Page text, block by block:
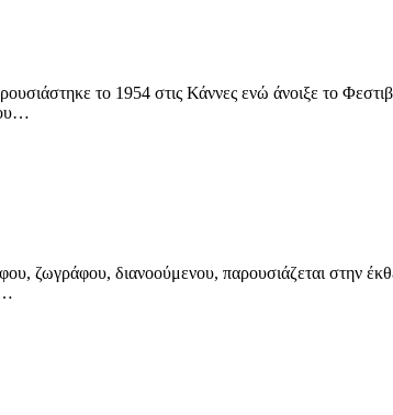
το 1954 στις Κάννες ενώ άνοιξε το
ζωγράφου, διανοούμενου, παρουσιάζεται στην